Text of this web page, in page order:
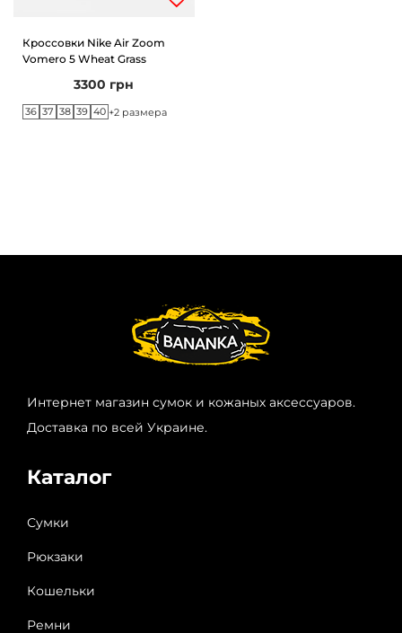
Кроссовки Nike Air Zoom
Vomero 5 Wheat Grass
3300 грн
36 37 38 39 40 +2 размера
Интернет магазин сумок и кожаных аксессуаров.
Доставка по всей Украине.
Каталог
Сумки
Рюкзаки
Кошельки
Ремни